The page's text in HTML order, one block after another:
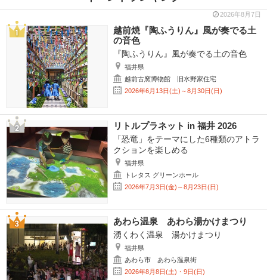
2026年8月7日
越前焼『陶ふうりん』風が奏でる土
の音色
『陶ふうりん』風が奏でる土の音色
福井県
越前古窯博物館 旧水野家住宅
2026年6月13日(土)～8月30日(日)
リトルプラネット in 福井 2026
「恐竜」をテーマにした6種類のアトラ
クションを楽しめる
福井県
トレタス グリーンホール
2026年7月3日(金)～8月23日(日)
あわら温泉 あわら湯かけまつり
湧くわく温泉 湯かけまつり
福井県
あわら市 あわら温泉街
2026年8月8日(土)・9日(日)